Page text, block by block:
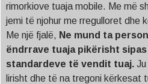
rimorkiove tuaja mobile. Me më
jemi të njohur me rregulloret dhe
Me një fjalë, Ne mund ta
ëndrrave tuaja pikërisht
standardeve të vendit tuaj.
lirisht dhe të na tregoni kërkesat